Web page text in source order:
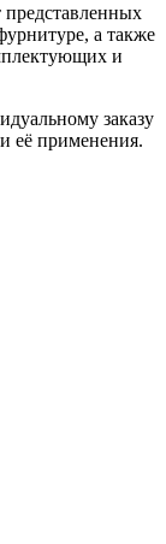
представленных
а также
и
заказу
её применения.